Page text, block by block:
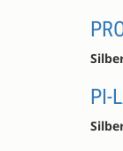
PI-